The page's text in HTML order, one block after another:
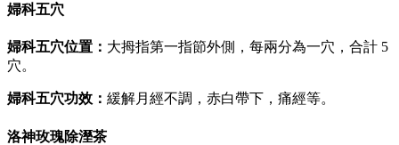
婦科五穴
婦科五穴位置： 大拇指第一指節外側，每兩分為一穴，合計 5
穴。
婦科五穴功效： 緩解月經不調，赤白帶下，痛經等。
洛神玫瑰除溼茶